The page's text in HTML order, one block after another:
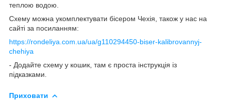
теплою водою.
Схему можна укомплектувати бісером Чехія, також у нас на
сайті за посиланням:
https://rondeliya.com.ua/ua/g110294450-biser-kalibrovannyj-
chehiya
- Додайте схему у кошик, там є проста інструкція із
підказками.
Приховати